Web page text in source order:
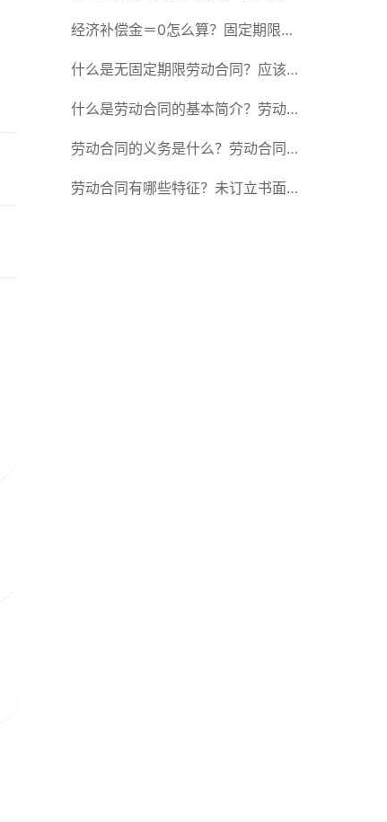
除合同的15种情形
经济补偿金＝0怎么算？固定期限劳
动合同又称什么？
什么是无固定期限劳动合同？应该怎
么解除或终止劳动合同？
什么是劳动合同的基本简介？劳动合
同的形式
劳动合同的义务是什么？劳动合同应
具备哪些条款？
劳动合同有哪些特征？未订立书面劳